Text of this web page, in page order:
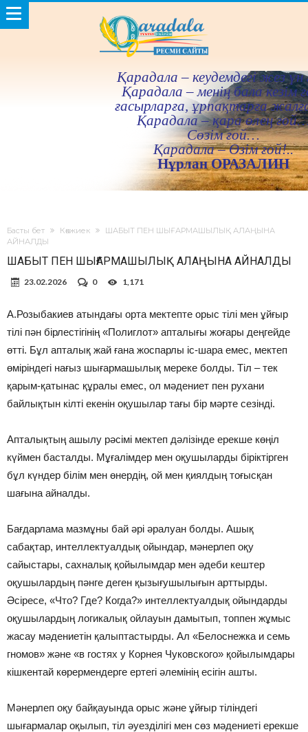
Қарадала – кеудемдегi жез үн
Қарадала – менiң бала кезiм
ғасырларға, ұрпақтарға
Қарадала – қара өлең
Сөзiм ғой…
Қарадала – Өзiм ғой!..
Нұрлан ОРАЗАЛИН
Басты бет Көкжиек
ШАБЫТ ПЕН ШЫҒАРМАШЫЛЫҚ АЛАҢЫНА
АЙНАЛДЫ
ШАБЫТ ПЕН ШЫҒАРМАШЫЛЫҚ АЛАҢЫНА АЙНАЛДЫ
23.02.2026 0 1,171
А.Розыбакиев атындағы орта мектепте орыс тілі мен ұйғыр
тілі пән бірлестігінің «Полиглот» апталығы жоғары деңгейде
өтті. Бұл апталық жай ғана жоспарлы іс-шара емес, мектеп
өміріндегі нағыз шығармашылық мереке болды. Тіл – тек
қарым-қатынас құралы емес, ол мәдениет пен рухани
байлықтын кілті екенін оқушылар тағы бір мәрте сезінді.
Апталықтың ашылу рәсімі мектеп дәлізінде ерекше көңіл
күймен басталды. Мұғалімдер мен оқушыларды біріктірген
бұл күндер білім мен өнердің, ой мен қиялдың тоғысқан
шағына айналды.
Бағдарлама мазмұны бай әрі әралуан болды. Ашық
сабақтар, интеллектуалдық ойындар, мәнерлеп оқу
сайыстары, сахналық қойылымдар мен әдеби кештер
оқушылардың пәнге деген қызығушылығын арттырды.
Әсіресе, «Что? Где? Когда?» интеллектуалдық ойындарды
оқушылардың логикалық ойлауын дамытып, топпен жұмыс
жасау мәдениетін қалыптастырды. Ал «Белоснежка и семь
гномов» және «в гостях у Корнея Чуковского» қойылымдары
кішкентай көрермендерге ертегі әлемінің есігін ашты.
Мәнерлеп оқу байқауында орыс және ұйғыр тіліндегі
шығармалар оқылып, тіл әуезділігі мен сөз мәдениеті ерекше